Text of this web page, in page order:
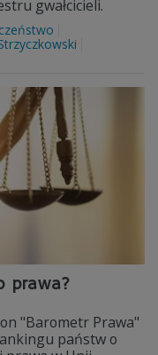
gwałcicieli.
prawa?
"Barometr Prawa"
państw o